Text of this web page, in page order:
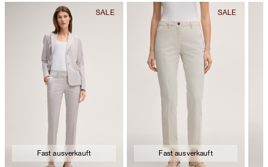
Fast ausverkauft Fast ausverkauft